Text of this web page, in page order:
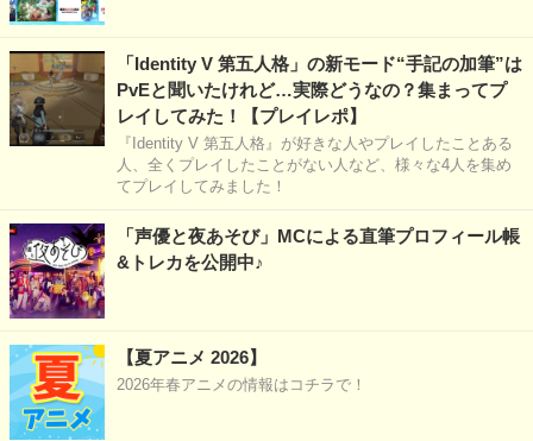
「Identity V 第五人格」の新モード“手記の加筆”は
PvEと聞いたけれど…実際どうなの？集まってプ
レイしてみた！【プレイレポ】
『Identity V 第五人格』が好きな人やプレイしたことある
人、全くプレイしたことがない人など、様々な4人を集め
てプレイしてみました！
「声優と夜あそび」MCによる直筆プロフィール帳
&トレカを公開中♪
【夏アニメ 2026】
2026年春アニメの情報はコチラで！